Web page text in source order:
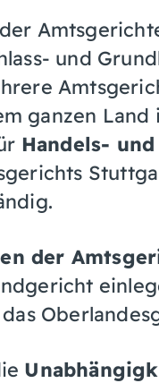
der
und
ganzen
Handels-
der